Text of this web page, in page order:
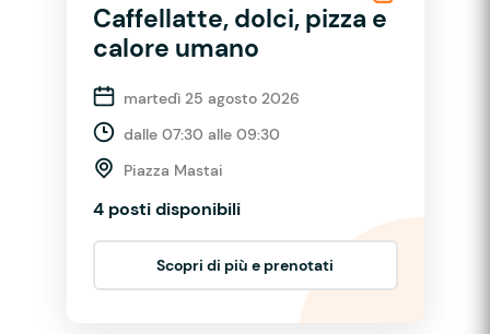
Caffellatte, dolci, pizza e
calore umano
martedì 25 agosto 2026
dalle 07:30 alle 09:30
Piazza Mastai
4 posti disponibili
Scopri di più e prenotati